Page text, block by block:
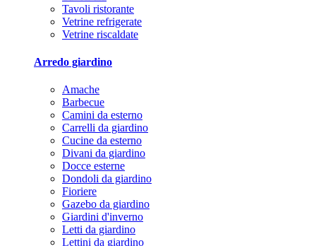
Tavoli ristorante
Vetrine refrigerate
Vetrine riscaldate
Arredo giardino
Amache
Barbecue
Camini da esterno
Carrelli da giardino
Cucine da esterno
Divani da giardino
Docce esterne
Dondoli da giardino
Fioriere
Gazebo da giardino
Giardini d'inverno
Letti da giardino
Lettini da giardino